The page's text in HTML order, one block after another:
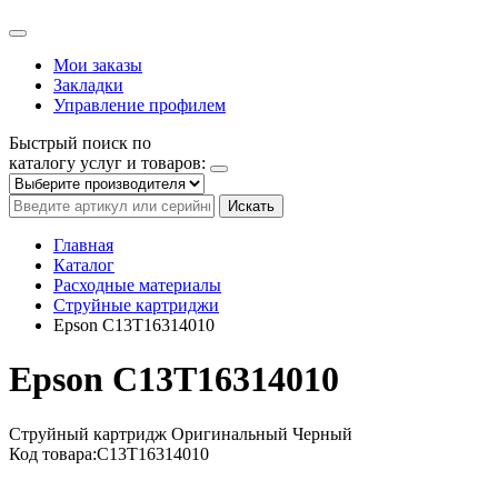
Мои заказы
Закладки
Управление профилем
Быстрый поиск по
каталогу услуг и товаров:
Искать
Главная
Каталог
Расходные материалы
Струйные картриджи
Epson C13T16314010
Epson C13T16314010
Струйный картридж Оригинальный Черный
Код товара:C13T16314010